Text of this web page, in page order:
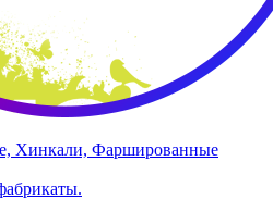
Хинкали, Фаршированные